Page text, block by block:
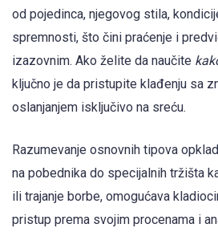
od pojedinca, njegovog stila,
spremnosti, što čini praćenje i
izazovnim. Ako želite da naučite
ključno je da pristupite klađenju sa
oslanjanjem isključivo na sreću.
Razumevanje osnovnih tipova
na pobednika do specijalnih tržišta
ili trajanje borbe, omogućava
pristup prema svojim procenama i